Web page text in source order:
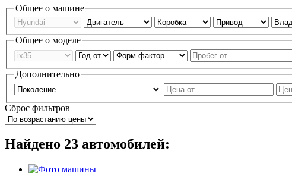
Общее о машине
Общее о моделе
Дополнительно
Сброс фильтров
Найдено 23 автомобилей: